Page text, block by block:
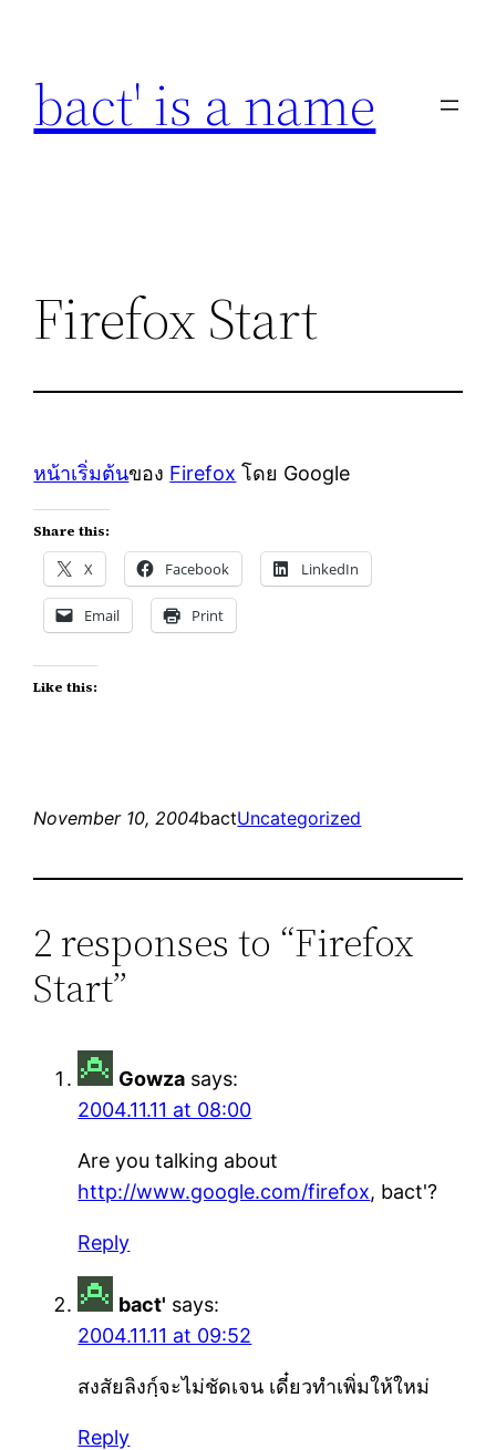
content
bact' is a name
Firefox Start
หน้าเริ่มต้นของ Firefox โดย Google
Share this:
X Facebook LinkedIn
Email Print
Like this:
November 10, 2004bactUncategorized
2 responses to “Firefox
Start”
Gowza says:
2004.11.11 at 08:00
Are you talking about
http://www.google.com/firefox, bact'?
Reply
bact' says:
2004.11.11 at 09:52
สงสัยลิงก์ฺจะไม่ชัดเจน เดี๋ยวทำเพิ่มให้ใหม่
Reply